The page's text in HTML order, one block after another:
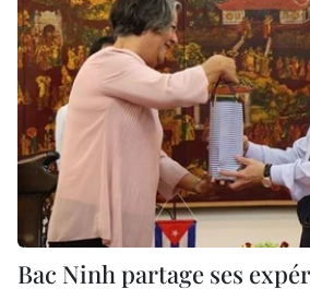
Bac Ninh partage ses